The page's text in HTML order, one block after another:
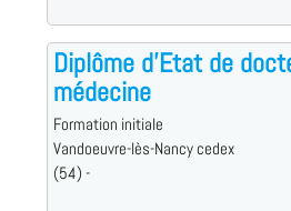
Diplôme d'Etat de
médecine
Formation initiale
Vandoeuvre-lès-Nancy cedex
(54) -